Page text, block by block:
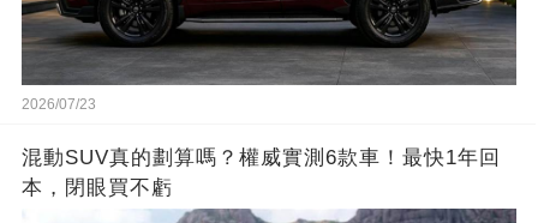
2026/07/23
混動SUV真的劃算嗎？權威實測6款車！最快1年回
本，閉眼買不虧